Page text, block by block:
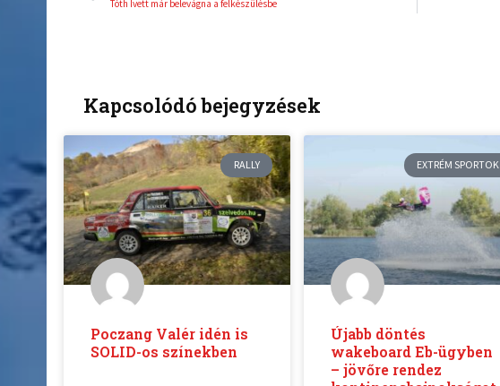
Tóth Ivett már belevágna a felkészülésbe
Kapcsolódó bejegyzések
RALLY
Poczang Valér idén is
SOLID-os színekben
EXTRÉM SPORTOK
Újabb döntés
wakeboard Eb-ügyben
– jövőre rendez